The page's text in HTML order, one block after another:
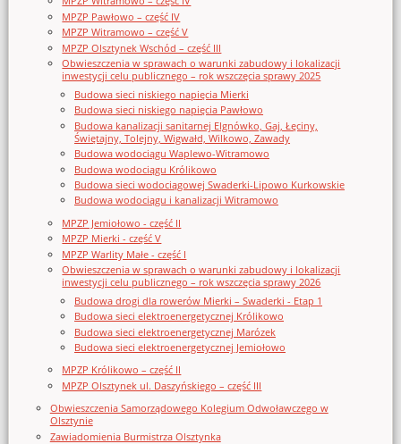
MPZP Pawłowo – część IV
MPZP Witramowo – część V
MPZP Olsztynek Wschód – część III
Obwieszczenia w sprawach o warunki zabudowy i lokalizacji
inwestycji celu publicznego – rok wszczęcia sprawy 2025
Budowa sieci niskiego napięcia Mierki
Budowa sieci niskiego napięcia Pawłowo
Budowa kanalizacji sanitarnej Elgnówko, Gaj, Łęciny,
Świętajny, Tolejny, Wigwałd, Wilkowo, Zawady
Budowa wodociągu Waplewo-Witramowo
Budowa wodociągu Królikowo
Budowa sieci wodociągowej Swaderki-Lipowo Kurkowskie
Budowa wodociągu i kanalizacji Witramowo
MPZP Jemiołowo - część II
MPZP Mierki - część V
MPZP Warlity Małe - część I
Obwieszczenia w sprawach o warunki zabudowy i lokalizacji
inwestycji celu publicznego – rok wszczęcia sprawy 2026
Budowa drogi dla rowerów Mierki – Swaderki - Etap 1
Budowa sieci elektroenergetycznej Królikowo
Budowa sieci elektroenergetycznej Marózek
Budowa sieci elektroenergetycznej Jemiołowo
MPZP Królikowo – część II
MPZP Olsztynek ul. Daszyńskiego – część III
Obwieszczenia Samorządowego Kolegium Odwoławczego w
Olsztynie
Zawiadomienia Burmistrza Olsztynka